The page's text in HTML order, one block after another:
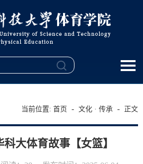
当前位置: 首页 - 文化 · 传承 - 正文
科大体育故事【女篮】